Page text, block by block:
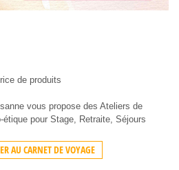
de produits
vous propose des Ateliers de
pour Stage, Retraite, Séjours
AU CARNET DE VOYAGE